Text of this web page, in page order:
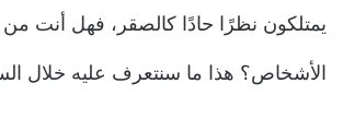
يمتلكون نظرًا حادًا كالصقر، فهل أنت من
الأشخاص؟ هذا ما سنتعرف عليه خلال